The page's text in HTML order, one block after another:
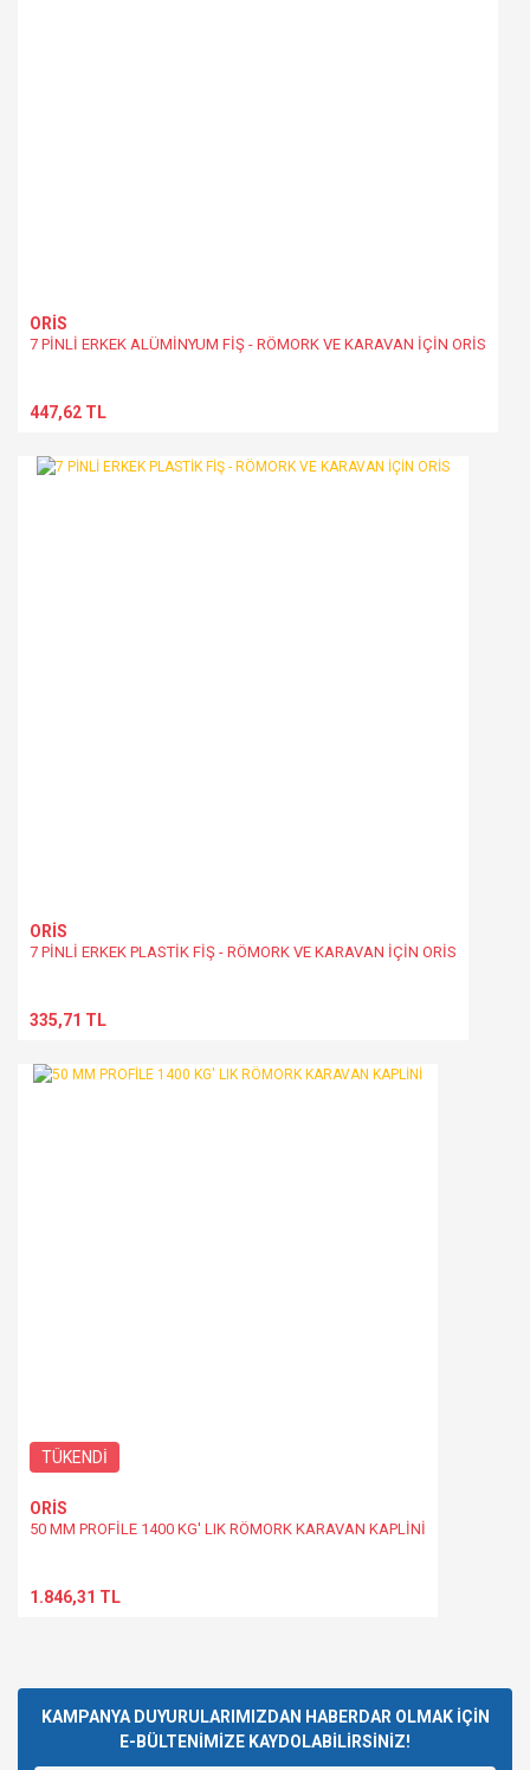
ORİS
7 PİNLİ ERKEK ALÜMİNYUM FİŞ - RÖMORK VE KARAVAN İÇİN ORİS
447,62 TL
ORİS
7 PİNLİ ERKEK PLASTİK FİŞ - RÖMORK VE KARAVAN İÇİN ORİS
335,71 TL
TÜKENDİ
ORİS
50 MM PROFİLE 1400 KG' LIK RÖMORK KARAVAN KAPLİNİ
1.846,31 TL
KAMPANYA DUYURULARIMIZDAN HABERDAR OLMAK İÇİN
E-BÜLTENİMİZE KAYDOLABİLİRSİNİZ!